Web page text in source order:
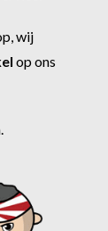
wij
op ons
.